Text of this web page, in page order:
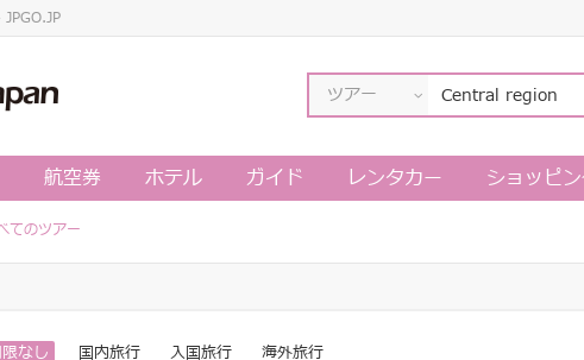
ツアー
航空券 ホテル ガイド レンタカー ショッピ
てのツアー
なし 国内旅行 入国旅行
海外旅行